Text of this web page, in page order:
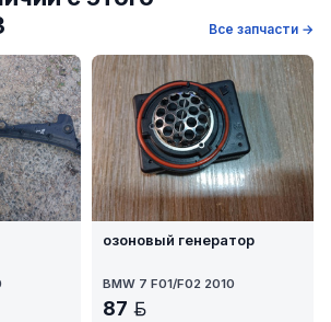
Все запчасти →
озоновый генератор
BMW 7 F01/F02 2010
87